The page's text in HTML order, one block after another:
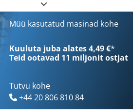
Müü kasutatud masinad kohe
Kuuluta juba alates 4,49 €*
Teid ootavad 11 miljonit ostjat
Tutvu kohe
+44 20 806 810 84